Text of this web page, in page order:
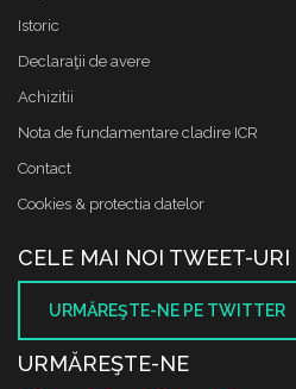
Istoric
Declaraţii de avere
Achizitii
Nota de fundamentare cladire ICR
Contact
Cookies & protectia datelor
CELE MAI NOI TWEET-URI
URMĂREŞTE-NE PE TWITTER
URMĂREŞTE-NE